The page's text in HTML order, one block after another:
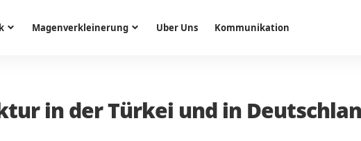
Magenverkleinerung Uber Uns Kommunikation
in der Türkei und in